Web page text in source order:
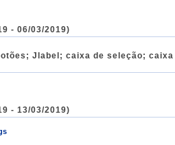
- 06/03/2019)
Jlabel; caixa de seleção;
- 13/03/2019)